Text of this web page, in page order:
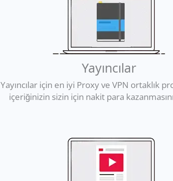
Yayıncılar
Yayıncılar için en iyi Proxy ve VPN ortaklık
içeriğinizin sizin için nakit para